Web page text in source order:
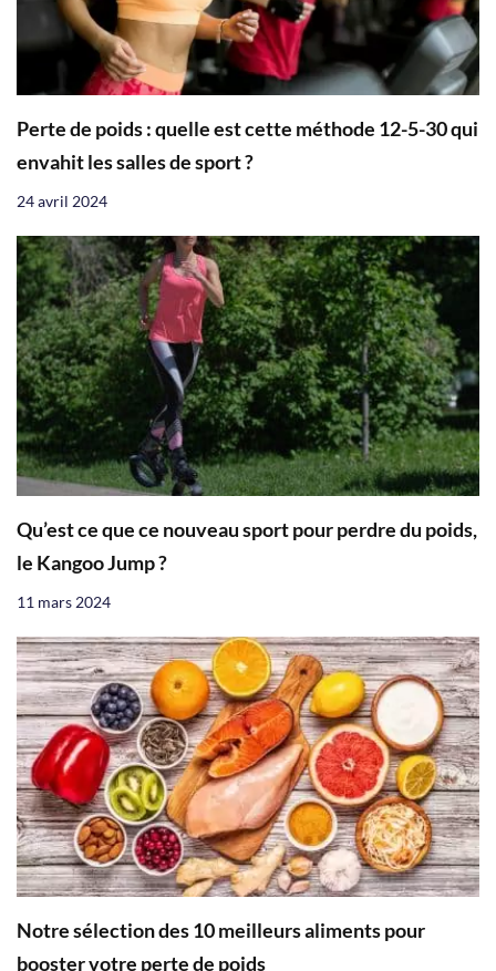
Perte de poids : quelle est cette méthode 12-5-30 qui
envahit les salles de sport ?
24 avril 2024
Qu’est ce que ce nouveau sport pour perdre du poids,
le Kangoo Jump ?
11 mars 2024
Notre sélection des 10 meilleurs aliments pour
booster votre perte de poids